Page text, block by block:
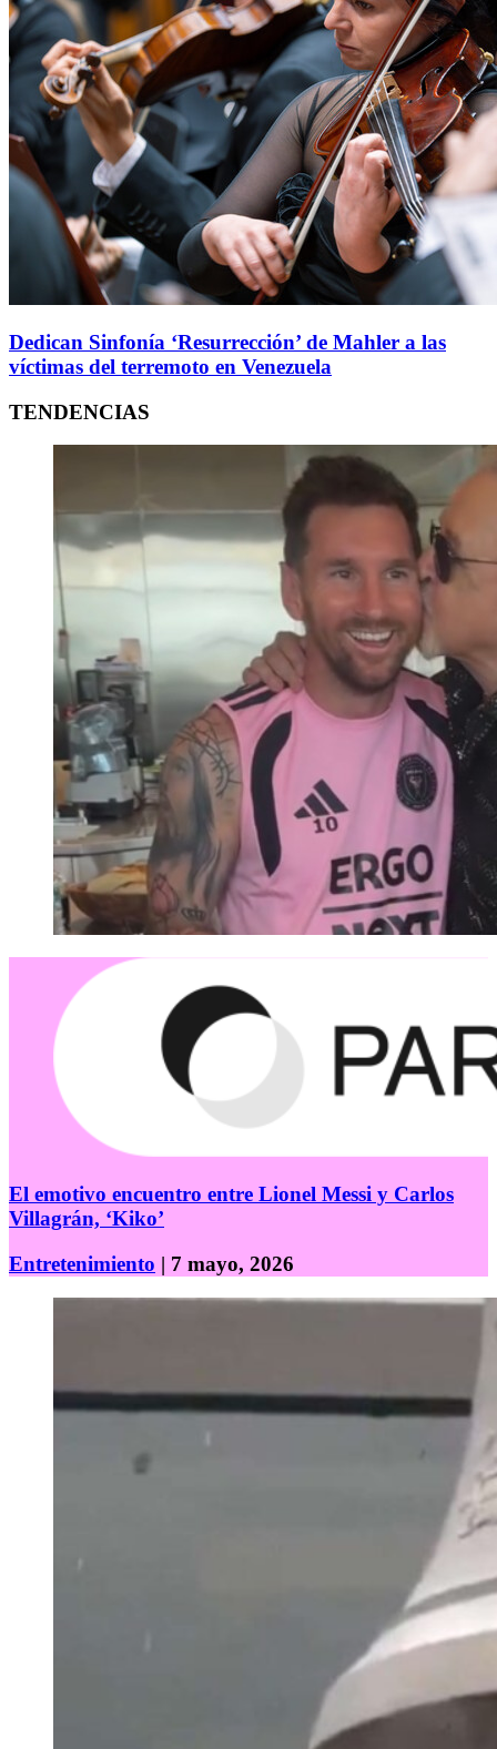
Dedican Sinfonía ‘Resurrección’ de Mahler a las
víctimas del terremoto en Venezuela
TENDENCIAS
El emotivo encuentro entre Lionel Messi y Carlos
Villagrán, ‘Kiko’
Entretenimiento | 7 mayo, 2026